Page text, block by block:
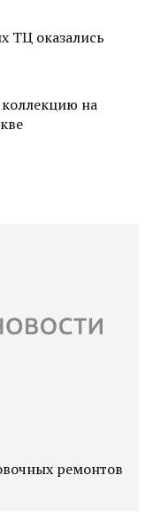
ТЦ оказались
на
ремонтов